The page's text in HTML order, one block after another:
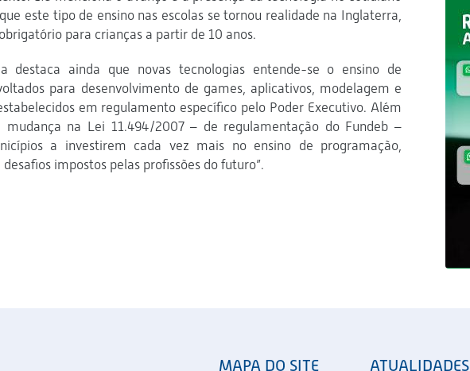
este tipo de ensino nas escolas se tornou realidade na Inglaterra,
para crianças a partir de 10 anos.
destaca ainda que novas tecnologias entende-se o ensino de
para desenvolvimento de games, aplicativos, modelagem e
em regulamento específico pelo Poder Executivo. Além
na Lei 11.494/2007 – de regulamentação do Fundeb –
a investirem cada vez mais no ensino de programação,
impostos pelas profissões do futuro”.
MAPA DO SITE ATUALIDADES